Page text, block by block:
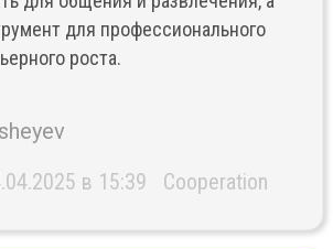
для профессионального
роста.
в 15:39 Cooperation